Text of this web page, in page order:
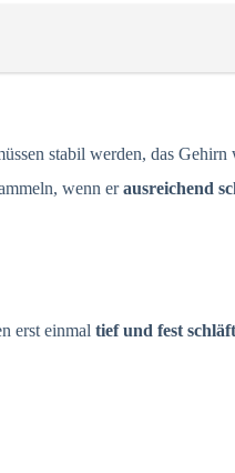
stabil werden, das
wenn erausreichend
erst einmal tief und fest schläft